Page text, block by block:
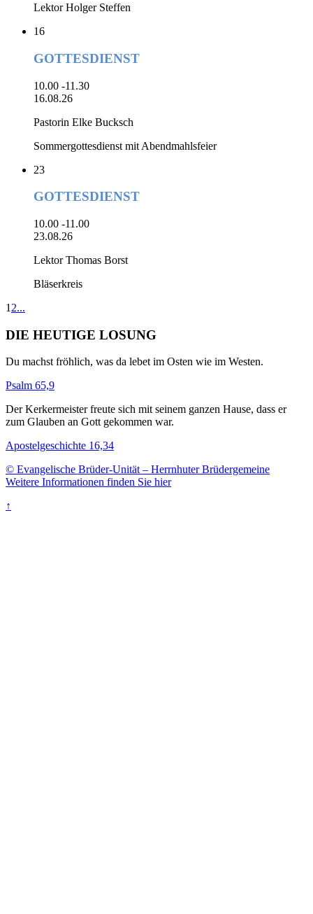
Lektor Holger Steffen
16
GOTTESDIENST
10.00 -11.30
16.08.26
Pastorin Elke Bucksch
Sommergottesdienst mit Abendmahlsfeier
23
GOTTESDIENST
10.00 -11.00
23.08.26
Lektor Thomas Borst
Bläserkreis
1 2...
DIE HEUTIGE LOSUNG
Du machst fröhlich, was da lebet im Osten wie im Westen.
Psalm 65,9
Der Kerkermeister freute sich mit seinem ganzen Hause, dass er
zum Glauben an Gott gekommen war.
Apostelgeschichte 16,34
© Evangelische Brüder-Unität – Herrnhuter Brüdergemeine
Weitere Informationen finden Sie hier
↑